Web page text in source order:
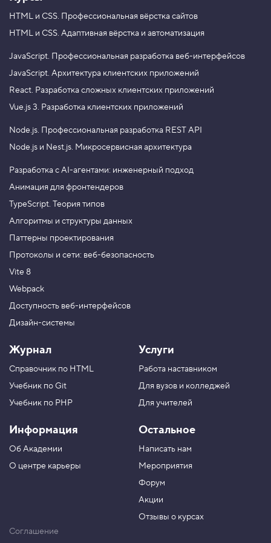
HTML и CSS. Профессиональная вёрстка сайтов
HTML и CSS. Адаптивная вёрстка и автоматизация
JavaScript. Профессиональная разработка веб-интерфейсов
JavaScript. Архитектура клиентских приложений
React. Разработка сложных клиентских приложений
Vue.js 3. Разработка клиентских приложений
Node.js. Профессиональная разработка REST API
Node.js и Nest.js. Микросервисная архитектура
Разработка с AI-агентами: инженерный подход
Анимация для фронтендеров
TypeScript. Теория типов
Алгоритмы и структуры данных
Паттерны проектирования
Протоколы и сети: веб-безопасность
Vite 8
Webpack
Доступность веб-интерфейсов
Дизайн-системы
Журнал
Справочник по HTML
Учебник по Git
Учебник по PHP
Информация
Об Академии
О центре карьеры
Услуги
Работа наставником
Для вузов и колледжей
Для учителей
Остальное
Написать нам
Мероприятия
Форум
Акции
Отзывы о курсах
Соглашение